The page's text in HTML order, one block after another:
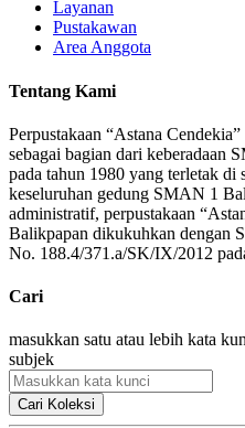
Layanan
Pustakawan
Area Anggota
Tentang Kami
Perpustakaan “Astana
sebagai bagian dari keberadaan
pada tahun 1980 yang terletak di
keseluruhan gedung SMAN 1
administratif, perpustakaan
Balikpapan dikukuhkan dengan
No. 188.4/371.a/SK/IX/2012
Cari
masukkan satu atau lebih kata
subjek
Cari Koleksi